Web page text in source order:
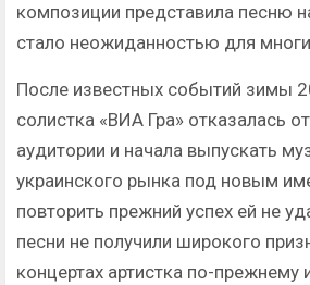
композиции представила песню
стало неожиданностью для
После известных событий зимы
солистка «ВИА Гра» отказалась
аудитории и начала выпускать
украинского рынка под новым
повторить прежний успех ей не
песни не получили широкого
концертах артистка по-прежнему